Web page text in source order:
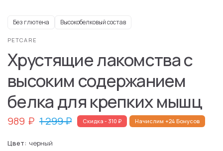
Без глютена Высокобелковый состав
PETCARE
Хрустящие лакомства с
высоким содержанием
белка для крепких мышц
989 ₽ 1 299₽ Скидка - 310 ₽ Начислим +24 Бонусов
Цвет: черный